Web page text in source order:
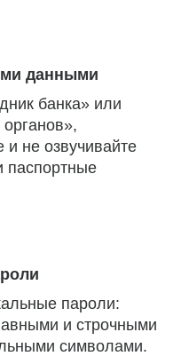
данными
банка» или
и не озвучивайте
паспортные
пароли:
и строчными
символами.